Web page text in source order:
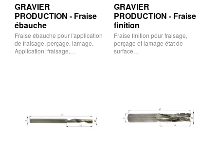
GRAVIER
PRODUCTION - Fraise
ébauche
Fraise ébauche pour l'application
de fraisage, perçage, lamage.
Application: fraisage,…
GRAVIER
PRODUCTION - Fraise
finition
Fraise finition pour fraisage,
perçage et lamage état de
surface…